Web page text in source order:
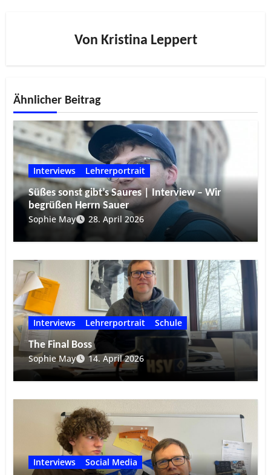
Von Kristina Leppert
Ähnlicher Beitrag
Interviews
Lehrerportrait
Süßes sonst gibt’s Saures | Interview – Wir
begrüßen Herrn Sauer
Sophie May
28. April 2026
Interviews Lehrerportrait
Schule
The Final Boss
Sophie May
14. April 2026
Interviews
Social Media